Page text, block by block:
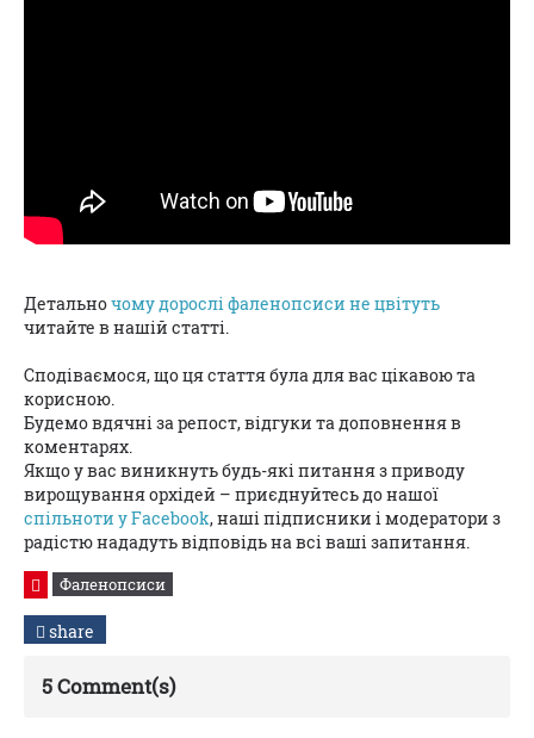
Детальночому дорослі фаленопсиси не цвітуть
читайте в нашій статті.
Сподіваємося, що ця стаття була для вас цікавою та
корисною.
Будемо вдячні за репост, відгуки та доповнення в
коментарях.
Якщо у вас виникнуть будь-які питання з приводу
вирощування орхідей – приєднуйтесь до нашої
спільноти у Facebook, наші підписники і модератори з
радістю нададуть відповідь на всі ваші запитання.
Фаленопсиси
share
5 Comment(s)